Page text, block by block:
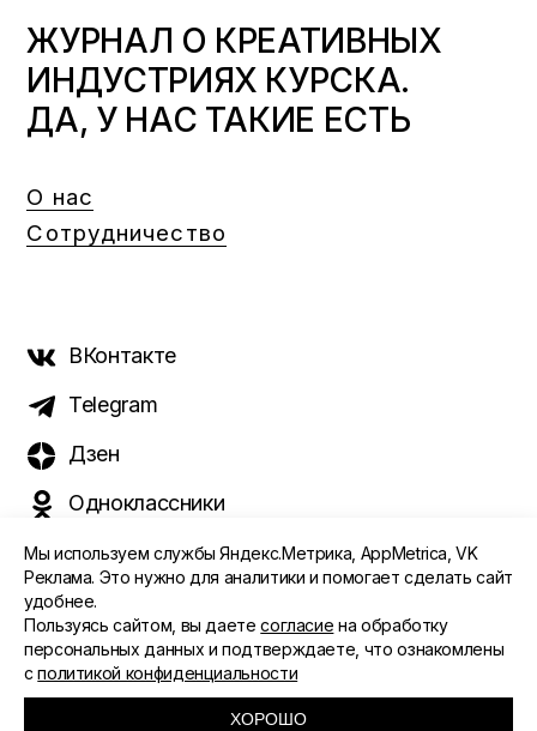
ЖУРНАЛ О КРЕАТИВНЫХ
ИНДУСТРИЯХ КУРСКА.
ДА, У НАС ТАКИЕ ЕСТЬ
О нас
Сотрудничество
ВКонтакте
Telegram
Дзен
Одноклассники
©️ 2015 - 2026 Интернет-журнал «Морс». Все права
защищены
ПОЛИТИКА ОБРАБОТКИ ПЕРСОНАЛЬНЫХ ДАННЫХ
СОГЛАСИЕ ПОЛЬЗОВАТЕЛЯ
Мы используем службы Яндекс.Метрика, AppMetrica, VK
Реклама. Это нужно для аналитики и помогает сделать сайт
удобнее.
Пользуясь сайтом, вы даетесогласие на обработку
персональных данных и подтверждаете, что ознакомлены
сполитикой конфиденциальности
ХОРОШО